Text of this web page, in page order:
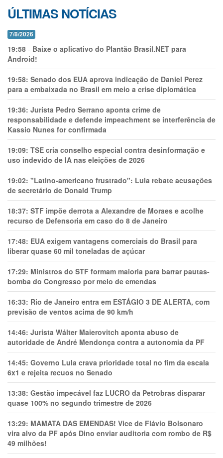
ÚLTIMAS NOTÍCIAS
7/8/2026
19:58 - Baixe o aplicativo do Plantão Brasil.NET para
Android!
19:58: Senado dos EUA aprova indicação de Daniel Perez
para a embaixada no Brasil em meio a crise diplomática
19:36: Jurista Pedro Serrano aponta crime de
responsabilidade e defende impeachment se interferência de
Kassio Nunes for confirmada
19:09: TSE cria conselho especial contra desinformação e
uso indevido de IA nas eleições de 2026
19:02: "Latino-americano frustrado": Lula rebate acusações
de secretário de Donald Trump
18:37: STF impõe derrota a Alexandre de Moraes e acolhe
recurso de Defensoria em caso do 8 de Janeiro
17:48: EUA exigem vantagens comerciais do Brasil para
liberar quase 60 mil toneladas de açúcar
17:29: Ministros do STF formam maioria para barrar pautas-
bomba do Congresso por meio de emendas
16:33: Rio de Janeiro entra em ESTÁGIO 3 DE ALERTA, com
previsão de ventos acima de 90 km/h
14:46: Jurista Wálter Maierovitch aponta abuso de
autoridade de André Mendonça contra a autonomia da PF
14:45: Governo Lula crava prioridade total no fim da escala
6x1 e rejeita recuos no Senado
13:38: Gestão impecável faz LUCRO da Petrobras disparar
quase 100% no segundo trimestre de 2026
13:29: MAMATA DAS EMENDAS! Vice de Flávio Bolsonaro
vira alvo da PF após Dino enviar auditoria com rombo de R$
49 milhões!